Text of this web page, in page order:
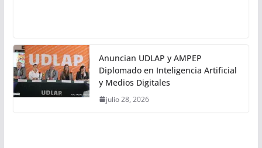
Anuncian UDLAP y AMPEP
Diplomado en Inteligencia Artificial
y Medios Digitales
julio 28, 2026